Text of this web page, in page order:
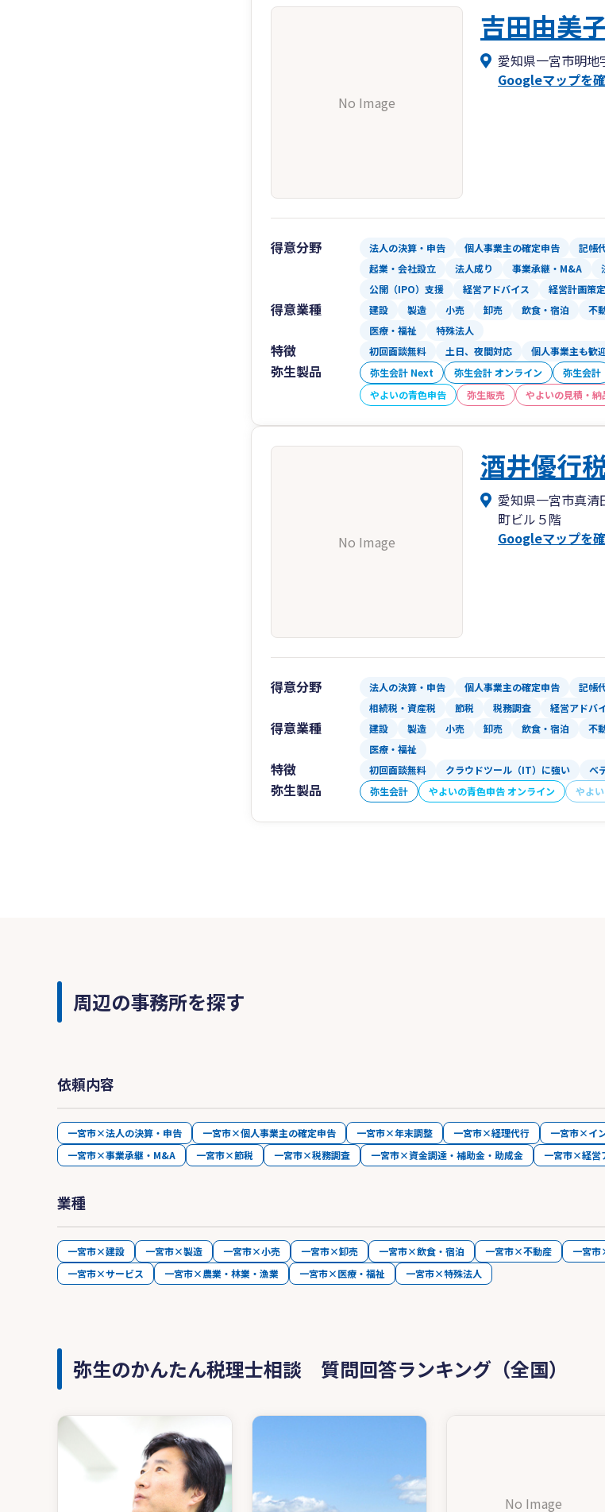
No Image
吉田由美
愛知県一宮市明地
Googleマップを
得意分野 法人の決算・申告 個人事業主の確定申告 記帳
起業・会社設立
法人成り 事業承継・M&A
公開（IPO）支援
経営アドバイス 経営計画策定
得意業種 建設 製造 小売 卸売 飲食・宿泊 不
医療・福祉
特殊法人
特徴 初回面談無料 土日、夜間対応 個人事業主も歓
弥生製品 弥生会計 Next 弥生会計 オンライン 弥生会計
やよいの青色申告
弥生販売 やよいの見積・納
No Image
酒井優行
愛知県一宮市真
町ビル５階
Googleマップを
得意分野 法人の決算・申告 個人事業主の確定申告 記帳
相続税・資産税
節税 税務調査 経営アドバ
得意業種 建設 製造 小売 卸売 飲食・宿泊 不
医療・福祉
特徴 初回面談無料 クラウドツール（IT）に強い ベ
弥生製品 弥生会計 やよいの青色申告 オンライン やよ
周辺の事務所を探す
依頼内容
一宮市×法人の決算・申告 一宮市×個人事業主の確定申告 一宮市×年末調整 一宮市×経理代行 一宮市×イ
一宮市×事業承継・M&A
一宮市×節税 一宮市×税務調査 一宮市×資金調達・補助金・助成金 一宮市×経営
業種
一宮市×建設 一宮市×製造 一宮市×小売 一宮市×卸売 一宮市×飲食・宿泊 一宮市×不動産 一宮
一宮市×サービス
一宮市×農業・林業・漁業 一宮市×医療・福祉 一宮市×特殊法人
弥生のかんたん税理士相談 質問回答ランキング（全国）
No Image